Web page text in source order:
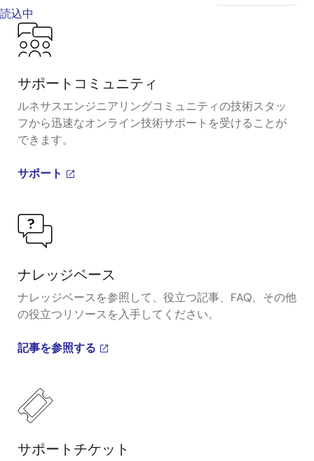
読込中
サポートコミュニティ
ルネサスエンジニアリングコミュニティの技術スタッ
フから迅速なオンライン技術サポートを受けることが
できます。
サポート
ナレッジベース
ナレッジベースを参照して、役立つ記事、FAQ、その他
の役立つリソースを入手してください。
記事を参照する
サポートチケット